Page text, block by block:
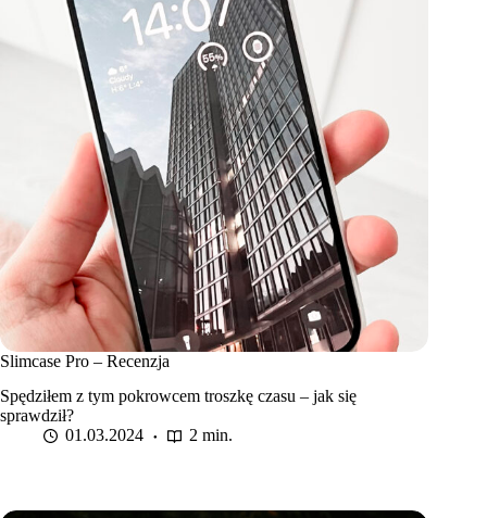
Slimcase Pro – Recenzja
Spędziłem z tym pokrowcem troszkę czasu – jak się
sprawdził?
01.03.2024
2 min.